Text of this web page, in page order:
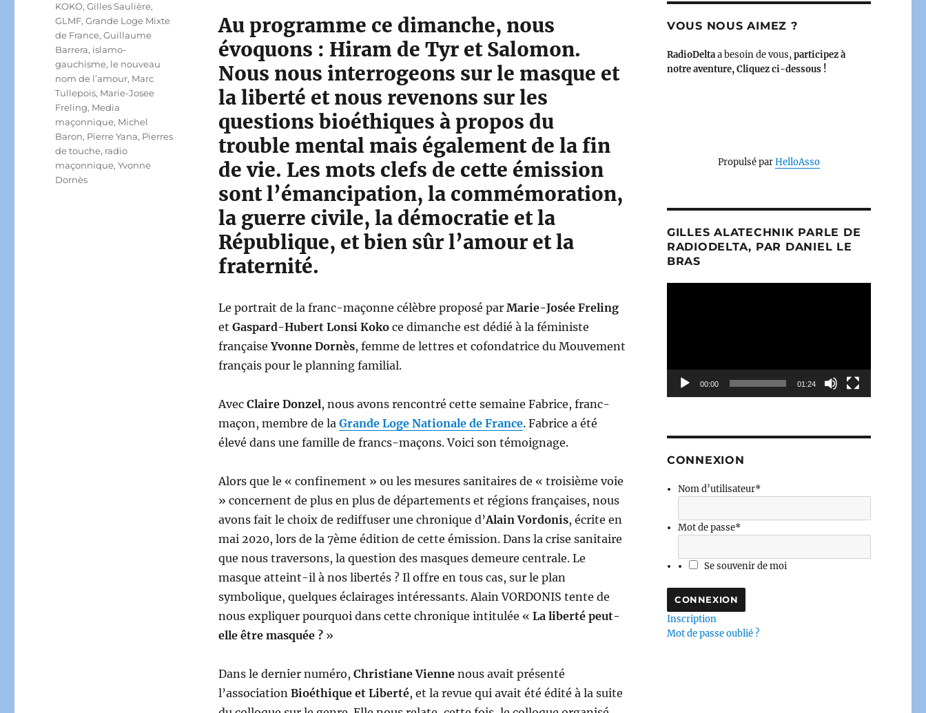
Au programme ce dimanche, nous
évoquons : Hiram de Tyr et Salomon.
Nous nous interrogeons sur le masque et
la liberté et nous revenons sur les
questions bioéthiques à propos du
trouble mental mais également de la fin
de vie. Les mots clefs de cette émission
sont l’émancipation, la commémoration,
la guerre civile, la démocratie et la
République, et bien sûr l’amour et la
fraternité.
Le portrait de la franc-maçonne célèbre proposé par Marie-Josée Freling
et Gaspard-Hubert Lonsi Kokoce dimanche est dédié à la féministe
françaiseYvonne Dornès, femme de lettres et cofondatrice du Mouvement
français pour le planning familial.
Avec Claire Donzel, nous avons rencontré cette semaine Fabrice, franc-
maçon, membre de la Grande Loge Nationale de France. Fabrice a été
élevé dans une famille de francs-maçons. Voici son témoignage.
Alors que le « confinement » ou les mesures sanitaires de « troisième voie
» concernent de plus en plus de départements et régions françaises, nous
avons fait le choix de rediffuser une chronique d’Alain Vordonis, écrite en
mai 2020, lors de la 7ème édition de cette émission. Dans la crise sanitaire
que nous traversons, la question des masques demeure centrale. Le
masque atteint-il à nos libertés ? Il offre en tous cas, sur le plan
symbolique, quelques éclairages intéressants. Alain VORDONIS tente de
nous expliquer pourquoi dans cette chronique intitulée « La liberté peut-
elle être masquée ? »
Dans le dernier numéro, Christiane Viennenous avait présenté
l’association Bioéthique et Liberté, et la revue qui avait été édité à la suite
KOKO,Gilles Saulière,
GLMF,Grande Loge Mixte
de France,Guillaume
Barrera, islamo-
gauchisme, le nouveau
nom de l’amour, Marc
Tullepois, Marie-Josee
Freling, Media
maçonnique, Michel
Baron, Pierre Yana, Pierres
de touche, radio
maçonnique,Yvonne
Dornès
VOUS NOUS AIMEZ ?
RadioDeltaa besoin de vous,participez à
notre aventure, Cliquez ci-dessous !
Propulsé parHelloAsso
GILLES ALATECHNIK PARLE DE
RADIODELTA, PAR DANIEL LE
BRAS
00:00 01:24
CONNEXION
Nom d’utilisateur*
Mot de passe*
Se souvenir de moi
Inscription
Mot de passe oublié ?